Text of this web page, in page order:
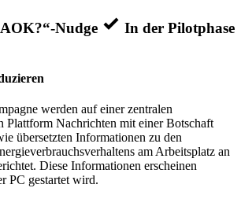
Nudge
In der Pilotphase
werden auf einer zentralen
Plattform Nachrichten mit einer Botschaft
übersetzten Informationen zu den
am Arbeitsplatz an
Diese Informationen erscheinen
PC gestartet wird.